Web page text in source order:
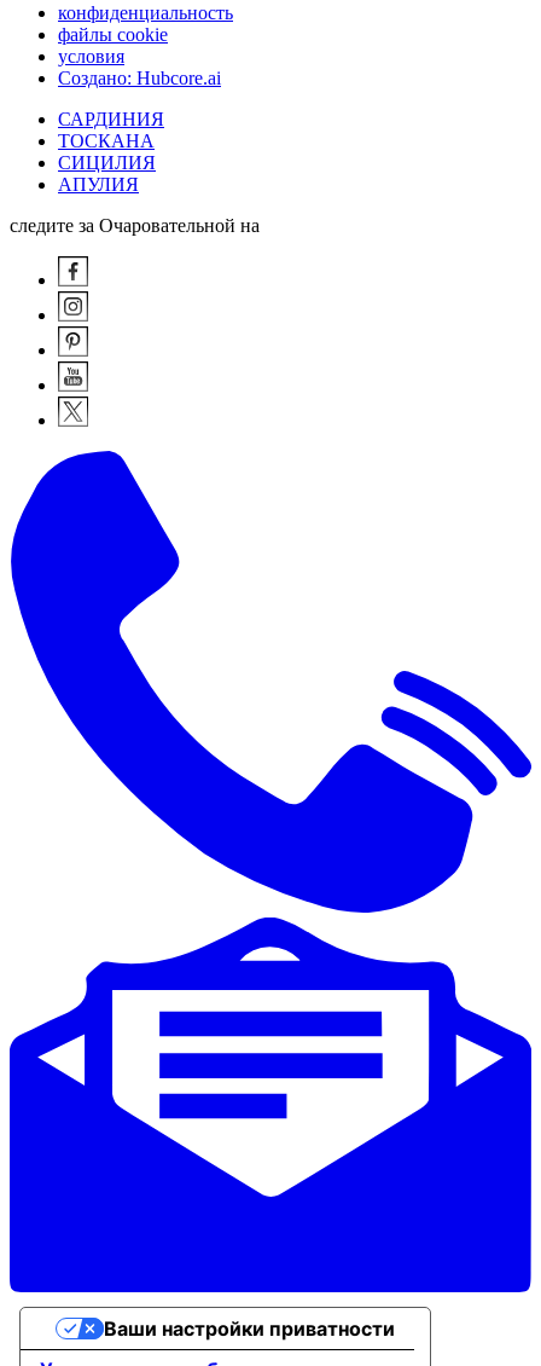
конфиденциальность
файлы cookie
условия
Создано: Hubcore.ai
САРДИНИЯ
ТОСКАНА
СИЦИЛИЯ
АПУЛИЯ
следите за Очаровательной на
Ваши настройки приватности